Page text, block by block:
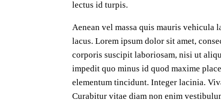
lectus id turpis.
Aenean vel massa quis mauris
lacus. Lorem ipsum dolor sit amet,
corporis suscipit laboriosam, nisi ut
impedit quo minus id quod maxime
elementum tincidunt. Integer lacinia.
Curabitur vitae diam non enim